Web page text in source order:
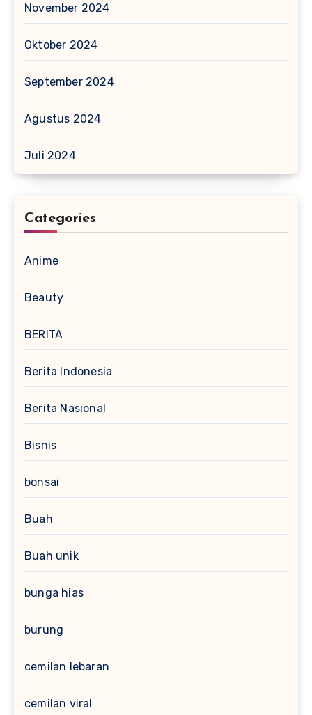
November 2024
Oktober 2024
September 2024
Agustus 2024
Juli 2024
Categories
Anime
Beauty
BERITA
Berita Indonesia
Berita Nasional
Bisnis
bonsai
Buah
Buah unik
bunga hias
burung
cemilan lebaran
cemilan viral